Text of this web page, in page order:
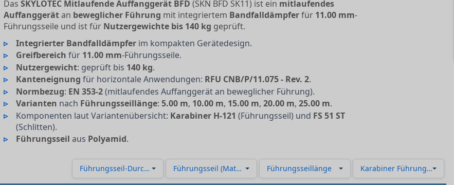
Das SKYLOTEC Mitlaufende Auffanggerät BFD (SKN BFD SK11) ist ein mitlaufendes
Auffanggerätan beweglicher Führung mit integriertem Bandfalldämpferfür 11.00 mm-
Führungsseile und ist für Nutzergewichte bis 140 kg geprüft.
Integrierter Bandfalldämpfer im kompakten Gerätedesign.
Greifbereich für 11.00 mm-Führungsseile.
Nutzergewicht: geprüft bis 140 kg.
Kanteneignung für horizontale Anwendungen: RFU CNB/P/11.075 - Rev. 2.
Normbezug: EN 353-2(mitlaufendes Auffanggerät an beweglicher Führung).
Varianten nach Führungsseillänge:5.00 m, 10.00 m, 15.00 m,20.00 m,25.00 m.
Komponenten laut Variantenübersicht: Karabiner H-121 (Führungsseil) und FS 51 ST
(Schlitten).
Führungsseil aus Polyamid.
Führungsseil-Durchmesser Führungsseil (Material) Führungsseillänge Karabiner Führungsseil